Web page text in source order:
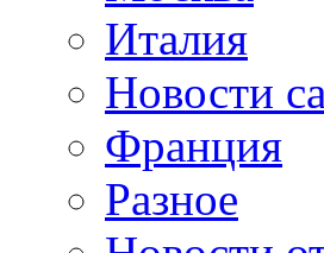
Италия
Новости
Франция
Разное